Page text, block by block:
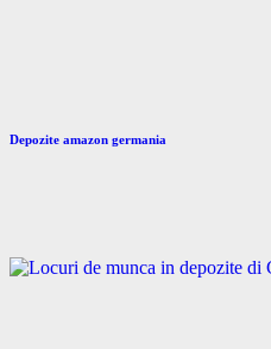
Depozite amazon germania